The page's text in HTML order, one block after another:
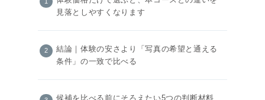
見落としやすくなります
結論｜体験の安さより「写真の希望と通える
条件」の一致で比べる